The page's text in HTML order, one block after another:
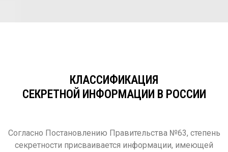
КЛАССИФИКАЦИЯ
СЕКРЕТНОЙ ИНФОРМАЦИИ В РОССИИ
Согласно Постановлению Правительства №63, степень
секретности присваивается информации, имеющей